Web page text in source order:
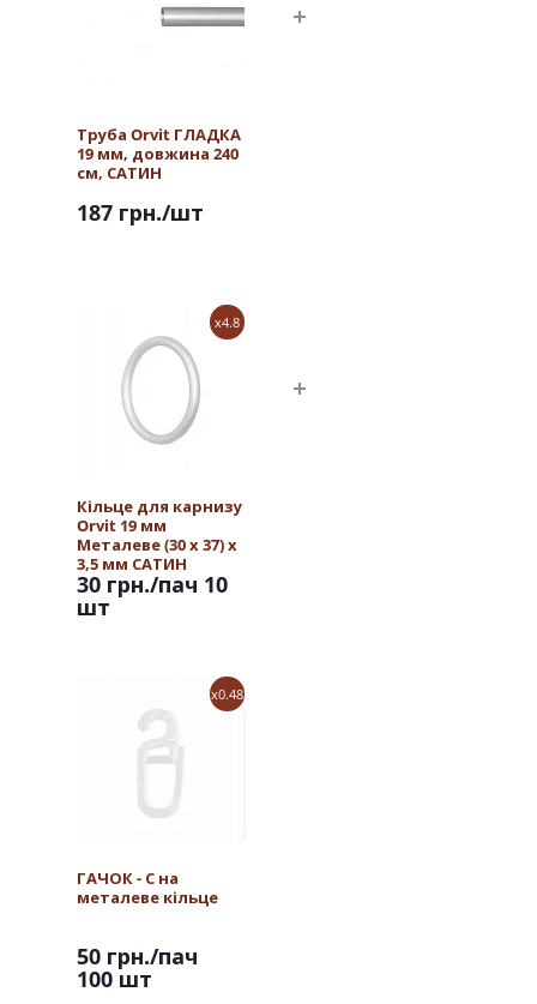
Труба Orvit ГЛАДКА
19 мм, довжина 240
см, САТИН
187 грн./шт
x4.8
Кільце для карнизу
Orvit 19 мм
Металеве (30 х 37) х
3,5 мм САТИН
30 грн./пач 10
шт
x0.48
ГАЧОК - С на
металеве кільце
50 грн./пач
100 шт